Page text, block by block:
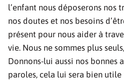
l’enfant nous déposerons nos
nos doutes et nos besoins
présent pour nous aider à
vie. Nous ne sommes plus
Donnons-lui aussi nos bonnes
paroles, cela lui sera bien